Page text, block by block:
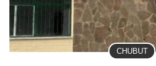
CHUBUT